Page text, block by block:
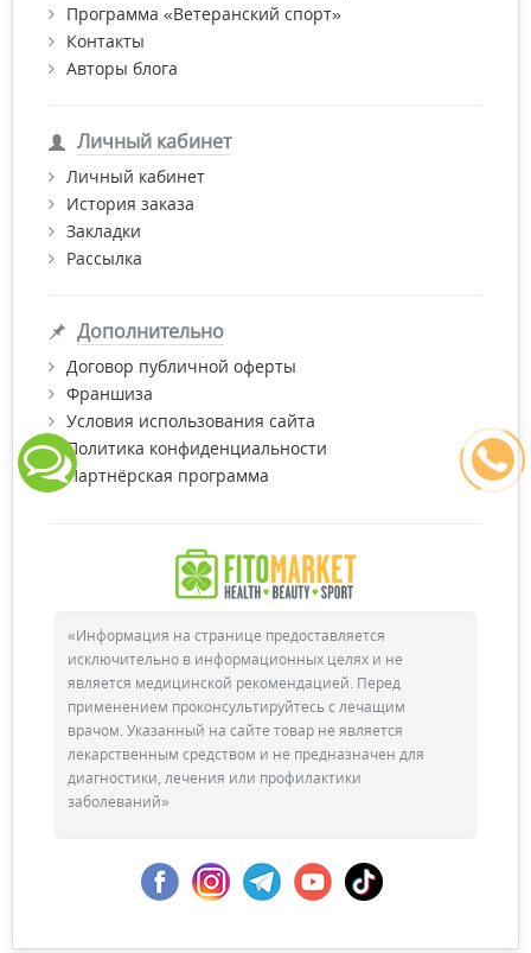
Программа «Ветеранский спорт»
Контакты
Авторы блога
Личный кабинет
Личный кабинет
История заказа
Закладки
Рассылка
Дополнительно
Договор публичной оферты
Франшиза
Условия использования сайта
Политика конфиденциальности
Партнёрская программа
«Информация на странице предоставляется
исключительно в информационных целях и не
является медицинской рекомендацией. Перед
применением проконсультируйтесь с лечащим
врачом. Указанный на сайте товар не является
лекарственным средством и не предназначен для
диагностики, лечения или профилактики
заболеваний»